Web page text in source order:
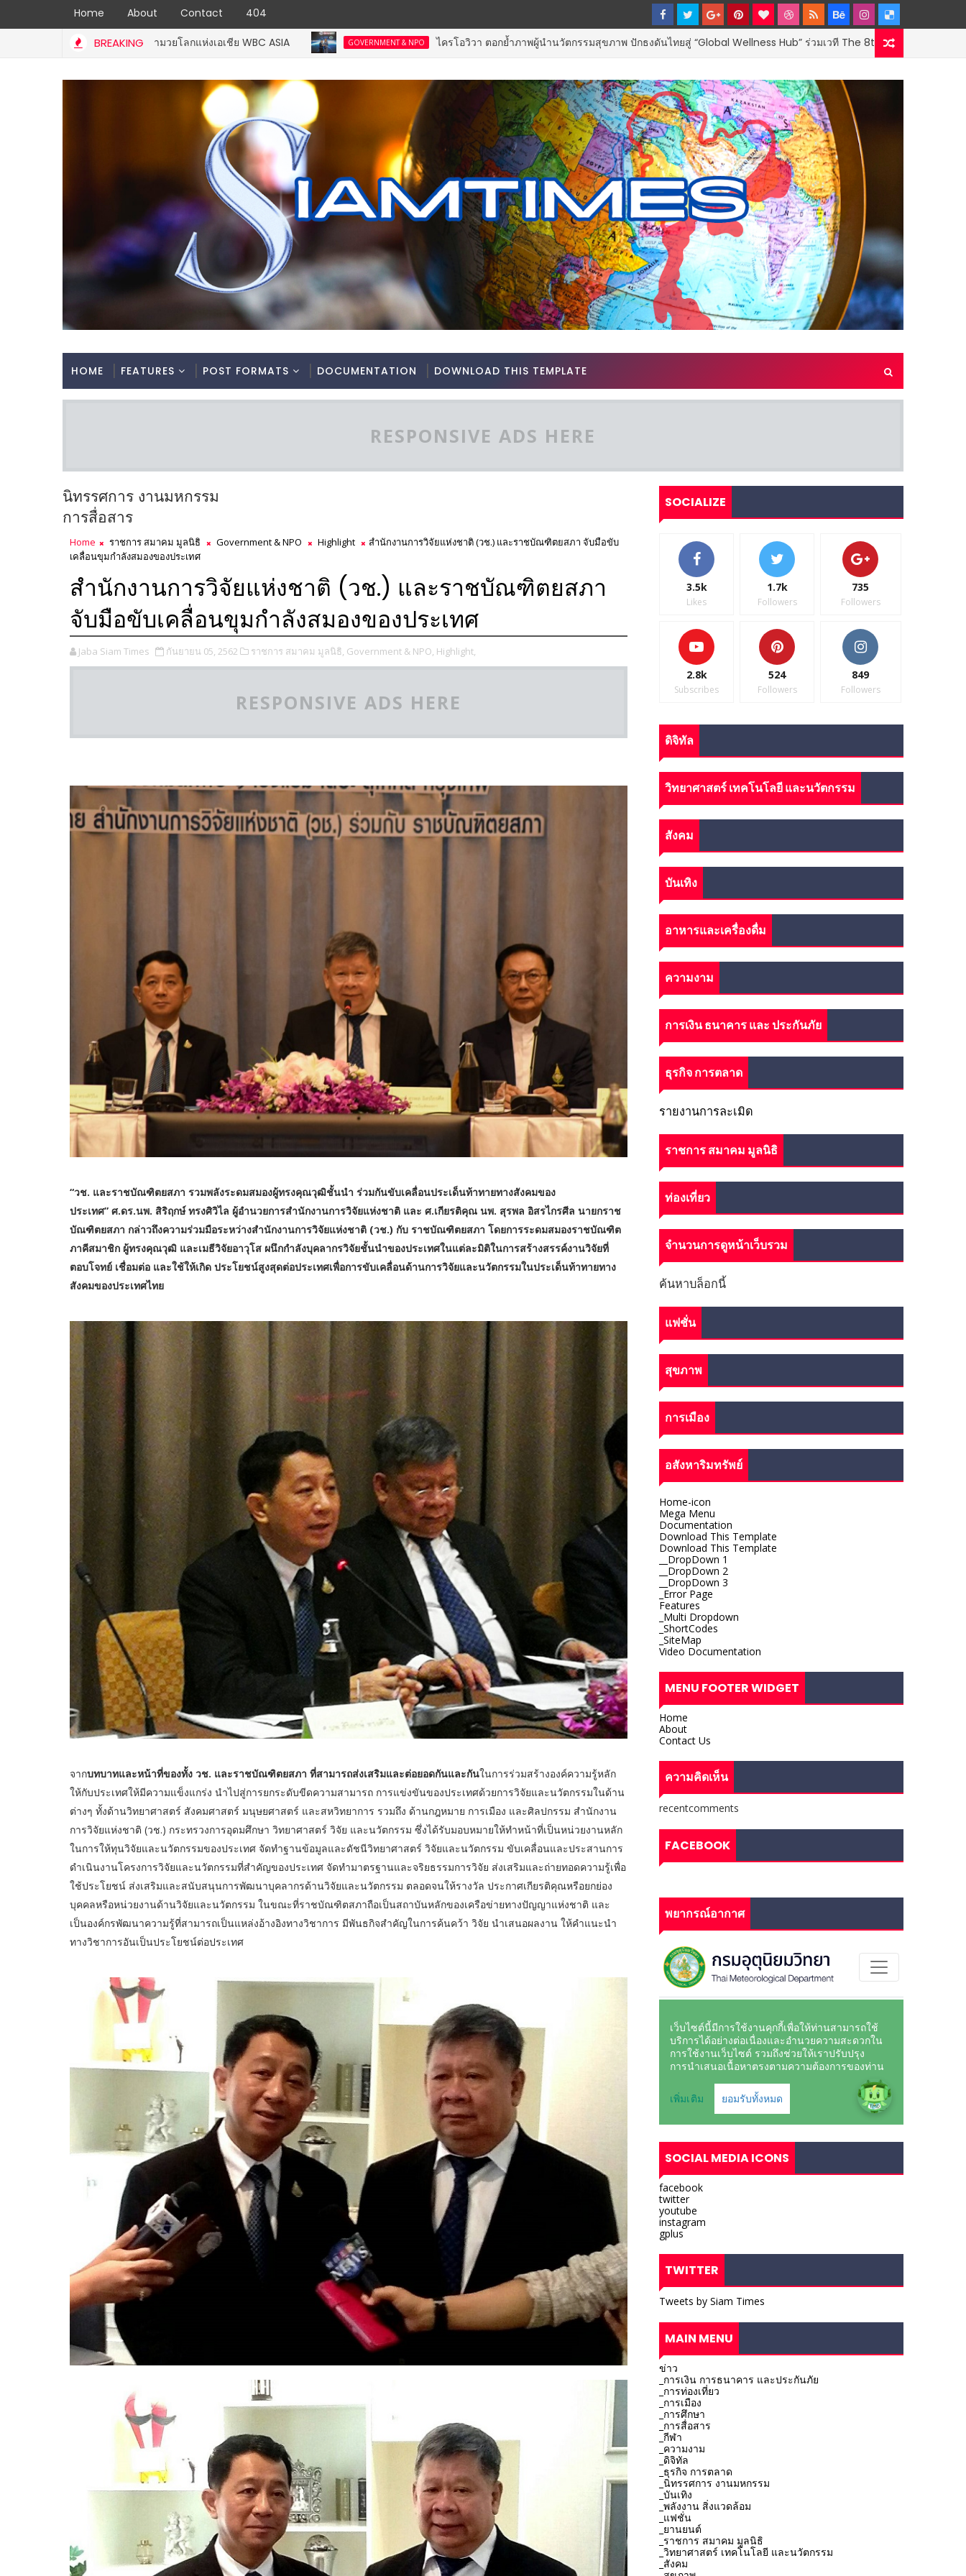
Home About Contact 404
BREAKING
อฟ คว้าแชมป์สภามวยโลกแห่งเอเชีย WBC ASIA GOVERNMENT & NPO ไครโอวิวา ตอกย้ำภาพผู้นำนวัตกรรมสุขภาพ ปักธงดันไทยสู่ “Global Wellness Hub” ร่วมเวที The 8th SMART
HOME FEATURES POST FORMATS DOCUMENTATION DOWNLOAD THIS TEMPLATE
RESPONSIVE ADS HERE
นิทรรศการ งานมหกรรม
การสื่อสาร
Home ราชการ สมาคม มูลนิธิ Government & NPO Highlight
สำนักงานการวิจัยแห่งชาติ (วช.) และราชบัณฑิตยสภา จับมือขับ
เคลื่อนขุมกำลังสมองของประเทศ
สำนักงานการวิจัยแห่งชาติ (วช.) และราชบัณฑิตยสภา
จับมือขับเคลื่อนขุมกำลังสมองของประเทศ
Jaba Siam Times กันยายน 05, 2562 ราชการ สมาคม มูลนิธิ, Government & NPO, Highlight,
RESPONSIVE ADS HERE
“วช. และราชบัณฑิตยสภา รวมพลังระดมสมองผู้ทรงคุณวุฒิชั้นนำ ร่วมกันขับเคลื่อนประเด็นท้าทายทางสังคมของ
ประเทศ” ศ.ดร.นพ. สิริฤกษ์ ทรงศิวิไล ผู้อำนวยการสำนักงานการวิจัยแห่งชาติ และ ศ.เกียรติคุณ นพ. สุรพล อิสรไกรศีล นายกราช
บัณฑิตยสภา กล่าวถึงความร่วมมือระหว่างสำนักงานการวิจัยแห่งชาติ (วช.) กับ ราชบัณฑิตยสภา โดยการระดมสมองราชบัณฑิต
ภาคีสมาชิก ผู้ทรงคุณวุฒิ และเมธีวิจัยอาวุโส ผนึกกำลังบุคลากรวิจัยชั้นนำของประเทศในแต่ละมิติในการสร้างสรรค์งานวิจัยที่
ตอบโจทย์ เชื่อมต่อ และใช้ให้เกิด ประโยชน์สูงสุดต่อประเทศเพื่อการขับเคลื่อนด้านการวิจัยและนวัตกรรมในประเด็นท้าทายทาง
สังคมของประเทศไทย
จากบทบาทและหน้าที่ของทั้ง วช. และราชบัณฑิตยสภา ที่สามารถส่งเสริมและต่อยอดกันและกันในการร่วมสร้างองค์ความรู้หลัก
ให้กับประเทศให้มีความแข็งแกร่ง นำไปสู่การยกระดับขีดความสามารถ การแข่งขันของประเทศด้วยการวิจัยและนวัตกรรมในด้าน
ต่างๆ ทั้งด้านวิทยาศาสตร์ สังคมศาสตร์ มนุษยศาสตร์ และสหวิทยาการ รวมถึง ด้านกฎหมาย การเมือง และศิลปกรรม สำนักงาน
การวิจัยแห่งชาติ (วช.) กระทรวงการอุดมศึกษา วิทยาศาสตร์ วิจัย และนวัตกรรม ซึ่งได้รับมอบหมายให้ทำหน้าที่เป็นหน่วยงานหลัก
ในการให้ทุนวิจัยและนวัตกรรมของประเทศ จัดทำฐานข้อมูลและดัชนีวิทยาศาสตร์ วิจัยและนวัตกรรม ขับเคลื่อนและประสานการ
ดำเนินงานโครงการวิจัยและนวัตกรรมที่สำคัญของประเทศ จัดทำมาตรฐานและจริยธรรมการวิจัย ส่งเสริมและถ่ายทอดความรู้เพื่อ
ใช้ประโยชน์ ส่งเสริมและสนับสนุนการพัฒนาบุคลากรด้านวิจัยและนวัตกรรม ตลอดจนให้รางวัล ประกาศเกียรติคุณหรือยกย่อง
บุคคลหรือหน่วยงานด้านวิจัยและนวัตกรรม ในขณะที่ราชบัณฑิตสภาถือเป็นสถาบันหลักของเครือข่ายทางปัญญาแห่งชาติ และ
เป็นองค์กรพัฒนาความรู้ที่สามารถเป็นแหล่งอ้างอิงทางวิชาการ มีพันธกิจสำคัญในการค้นคว้า วิจัย นำเสนอผลงาน ให้คำแนะนำ
ทางวิชาการอันเป็นประโยชน์ต่อประเทศ
SOCIALIZE
3.5k
Likes
1.7k
Followers
735
Followers
2.8k
Subscribes
524
Followers
849
Followers
ดิจิทัล
วิทยาศาสตร์ เทคโนโลยี และนวัตกรรม
สังคม
บันเทิง
อาหารและเครื่องดื่ม
ความงาม
การเงิน ธนาคาร และ ประกันภัย
ธุรกิจ การตลาด
รายงานการละเมิด
ราชการ สมาคม มูลนิธิ
ท่องเที่ยว
จำนวนการดูหน้าเว็บรวม
ค้นหาบล็อกนี้
แฟชั่น
สุขภาพ
การเมือง
อสังหาริมทรัพย์
Home-icon
Mega Menu
Documentation
Download This Template
Download This Template
__DropDown 1
__DropDown 2
__DropDown 3
_Error Page
Features
_Multi Dropdown
_ShortCodes
_SiteMap
Video Documentation
MENU FOOTER WIDGET
Home
About
Contact Us
ความคิดเห็น
recentcomments
FACEBOOK
พยากรณ์อากาศ
SOCIAL MEDIA ICONS
facebook
twitter
youtube
instagram
gplus
TWITTER
Tweets by Siam Times
MAIN MENU
ข่าว
_การเงิน การธนาคาร และประกันภัย
_การท่องเที่ยว
_การเมือง
_การศึกษา
_การสื่อสาร
_กีฬา
_ความงาม
_ดิจิทัล
_ธุรกิจ การตลาด
_นิทรรศการ งานมหกรรม
_บันเทิง
_พลังงาน สิ่งแวดล้อม
_แฟชั่น
_ยานยนต์
_ราชการ สมาคม มูลนิธิ
_วิทยาศาสตร์ เทคโนโลยี และนวัตกรรม
_สังคม